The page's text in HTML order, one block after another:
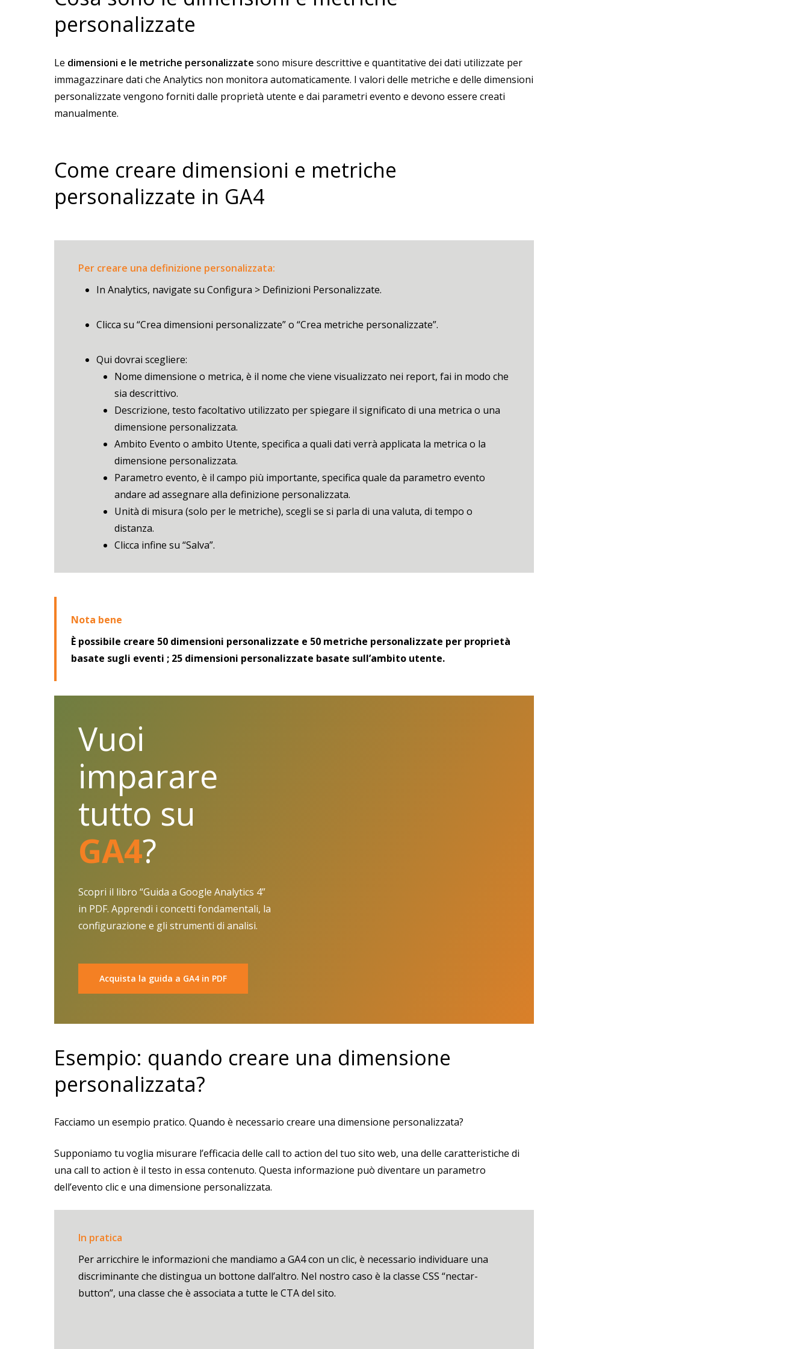
personalizzate
Le dimensioni e le metriche personalizzate sono misure descrittive e quantitative dei dati utilizzate per
immagazzinare dati che Analytics non monitora automaticamente. I valori delle metriche e delle dimensioni
personalizzate vengono forniti dalle proprietà utente e dai parametri evento e devono essere creati
manualmente.
Come creare dimensioni e metriche
personalizzate in GA4
Per creare una definizione personalizzata:
In Analytics, navigate su Configura > Definizioni Personalizzate.
Clicca su “Crea dimensioni personalizzate” o “Crea metriche personalizzate”.
Qui dovrai scegliere:
Nome dimensione o metrica, è il nome che viene visualizzato nei report, fai in modo che
sia descrittivo.
Descrizione, testo facoltativo utilizzato per spiegare il significato di una metrica o una
dimensione personalizzata.
Ambito Evento o ambito Utente, specifica a quali dati verrà applicata la metrica o la
dimensione personalizzata.
Parametro evento, è il campo più importante, specifica quale da parametro evento
andare ad assegnare alla definizione personalizzata.
Unità di misura (solo per le metriche), scegli se si parla di una valuta, di tempo o
distanza.
Clicca infine su “Salva”.
Nota bene
È possibile creare 50 dimensioni personalizzate e 50 metriche personalizzate per proprietà
basate sugli eventi ; 25 dimensioni personalizzate basate sull’ambito utente.
Vuoi
imparare
tutto su
GA4?
Scopri il libro “Guida a Google Analytics 4”
in PDF. Apprendi i concetti fondamentali, la
configurazione e gli strumenti di analisi.
Acquista la guida a GA4 in PDF
Esempio: quando creare una dimensione
personalizzata?
Facciamo un esempio pratico. Quando è necessario creare una dimensione personalizzata?
Supponiamo tu voglia misurare l’efficacia delle call to action del tuo sito web, una delle caratteristiche di
una call to action è il testo in essa contenuto. Questa informazione può diventare un parametro
dell’evento clic e una dimensione personalizzata.
In pratica
Per arricchire le informazioni che mandiamo a GA4 con un clic, è necessario individuare una
discriminante che distingua un bottone dall’altro. Nel nostro caso è la classe CSS “nectar-
button”, una classe che è associata a tutte le CTA del sito.